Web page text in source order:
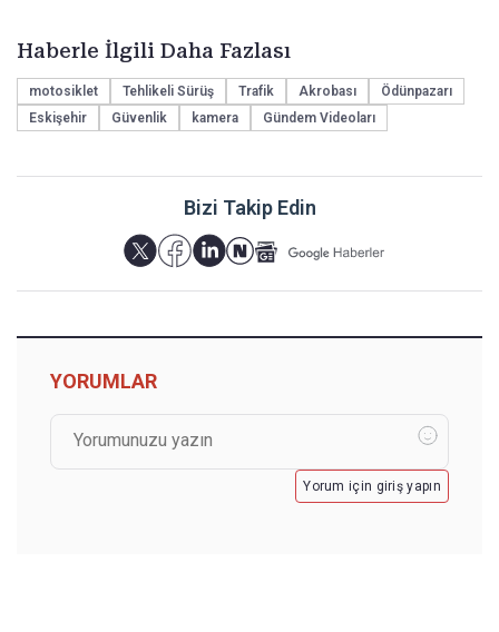
Haberle İlgili Daha Fazlası
motosiklet Tehlikeli Sürüş Trafik Akrobası
Ödünpazarı
Eskişehir
Güvenlik kamera Gündem Videoları
Bizi Takip Edin
YORUMLAR
Yorum için giriş yapın